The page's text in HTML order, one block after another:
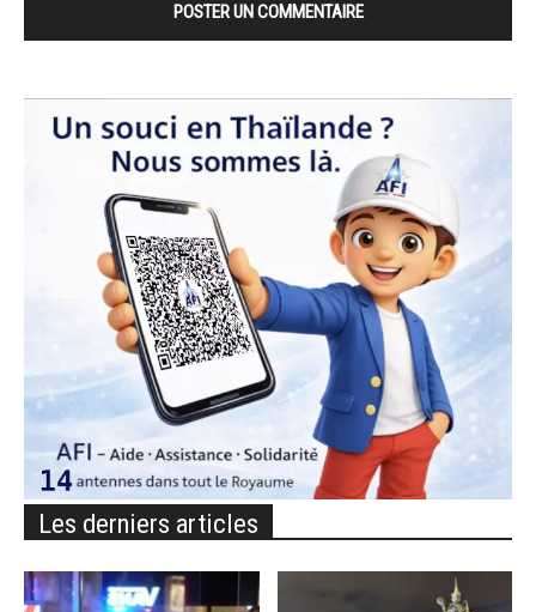
Les derniers articles